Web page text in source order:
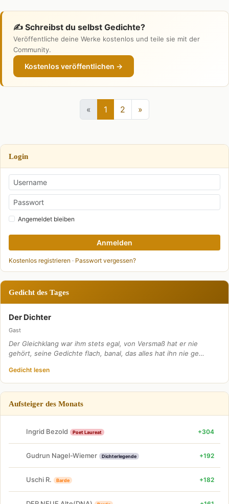
✍️ Schreibst du selbst Gedichte?
Veröffentliche deine Werke kostenlos und teile sie mit der
Community.
Kostenlos veröffentlichen →
« 1 2 »
Login
Angemeldet bleiben
Anmelden
Kostenlos registrieren · Passwort vergessen?
Gedicht des Tages
Der Dichter
Gast
Der Gleichklang war ihm stets egal, von Versmaß hat er nie
gehört, seine Gedichte flach, banal, das alles hat ihn nie ge…
Gedicht lesen
Aufsteiger des Monats
Ingrid Bezold Poet Laureat +304
Gudrun Nagel-Wiemer Dichterlegende +192
Uschi R. Barde +182